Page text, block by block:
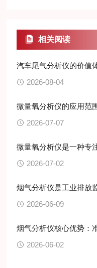
相关阅读
汽车尾气分析仪的价值
2026-08-04
微量氧分析仪的应用范
2026-07-07
微量氧分析仪是一种专
2026-07-02
烟气分析仪是工业排放
2026-06-09
烟气分析仪核心优势：
2026-06-02